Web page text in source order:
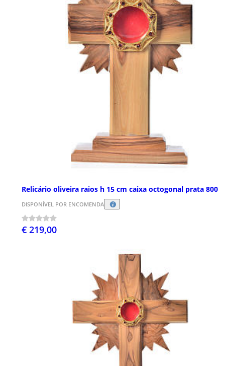
Relicário oliveira raios h 15 cm caixa octogonal prata 800
DISPONÍVEL POR ENCOMENDA
€ 219,00